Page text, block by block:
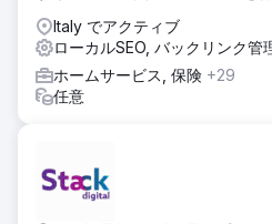
Italy でアクティブ
ローカルSEO, バックリンク管
ホームサービス, 保険 +29
任意